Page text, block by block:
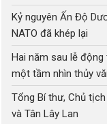
Kỷ nguyên Ấn Độ
NATO đã khép lại
Hai năm sau lễ động
một tầm nhìn thủy
Tổng Bí thư, Chủ
và Tân Lây Lan